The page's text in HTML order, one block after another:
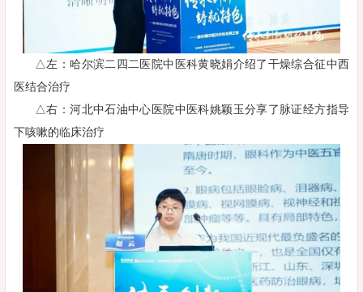
△左：哈尔滨二四二医院中医科黄晓娟介绍了干燥综合征中西
医结合治疗
△右：河北中石油中心医院中医科姚颖玉分享了脉证经方指导
下咳嗽的临床治疗